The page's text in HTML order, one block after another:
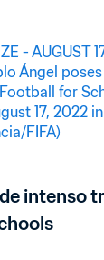
intenso